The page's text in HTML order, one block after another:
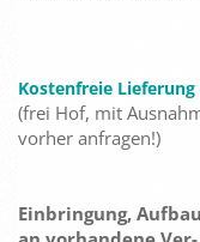
Kostenfreie
(frei Hof, mit
vorher anfragen!)
Einbringung,